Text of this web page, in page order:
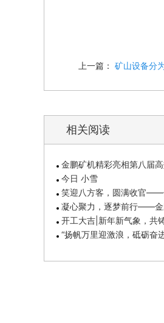
上一篇： 矿山设备分
相关阅读
金鹏矿机精彩亮相第八届
今日 小雪
笑迎八方客，圆满收官
凝心聚力，逐梦前行——
开工大吉|新年新气象，共
“扬帆万里迎激浪，砥砺